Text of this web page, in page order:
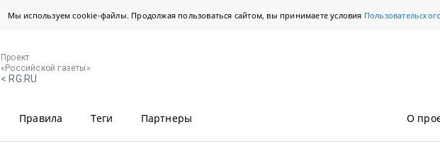
Мы используем cookie-файлы. Продолжая пользоваться сайтом, вы принимаете условия
Проект
«Российской газеты»
< RG.RU
Правила Теги Партнеры О